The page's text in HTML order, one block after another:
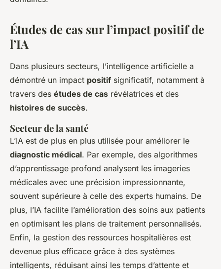
Études de cas sur l’impact positif de
l’IA
Dans plusieurs secteurs, l’intelligence artificielle a
démontré un impact positif significatif, notamment à
travers des études de cas révélatrices et des
histoires de succès.
Secteur de la santé
L’IA est de plus en plus utilisée pour améliorer le
diagnostic médical. Par exemple, des algorithmes
d’apprentissage profond analysent les imageries
médicales avec une précision impressionnante,
souvent supérieure à celle des experts humains. De
plus, l’IA facilite l’amélioration des soins aux patients
en optimisant les plans de traitement personnalisés.
Enfin, la gestion des ressources hospitalières est
devenue plus efficace grâce à des systèmes
intelligents, réduisant ainsi les temps d’attente et